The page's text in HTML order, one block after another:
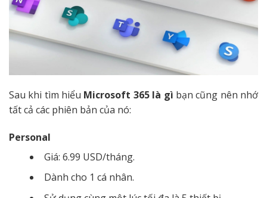
Sau khi tìm hiểu Microsoft 365 là gì bạn cũng nên nhớ
tất cả các phiên bản của nó:
Personal
Giá: 6.99 USD/tháng.
Dành cho 1 cá nhân.